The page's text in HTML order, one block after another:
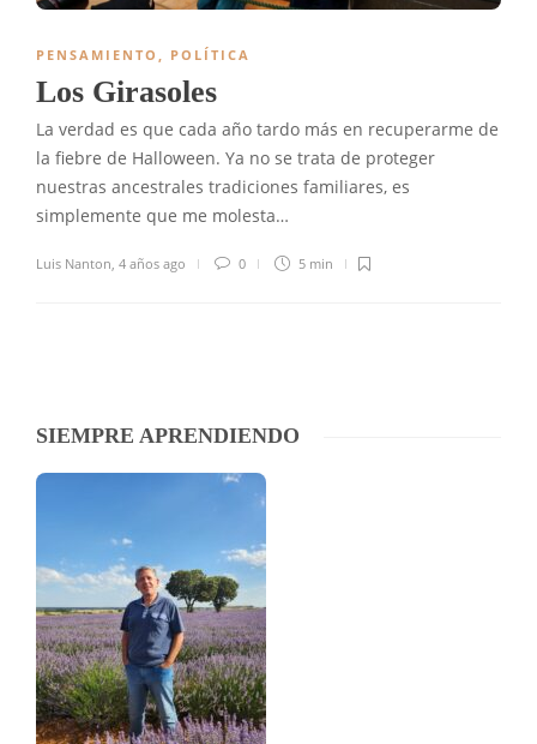
PENSAMIENTO , POLÍTICA
Los Girasoles
La verdad es que cada año tardo más en recuperarme de
la fiebre de Halloween. Ya no se trata de proteger
nuestras ancestrales tradiciones familiares, es
simplemente que me molesta…
Luis Nanton, 4 años ago 0 5 min
SIEMPRE APRENDIENDO